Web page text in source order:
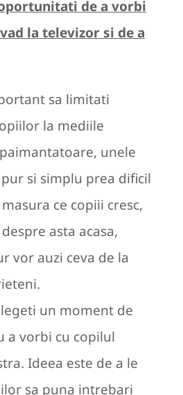
de a vorbi
la televizor si dea
sa limitati
la mediile
unele
si simplu prea dificil
ce copiii cresc,
asta acasa,
vor auzi ceva de la
un moment de
a vorbi cu copilul
Ideea este de a le
sa puna intrebari